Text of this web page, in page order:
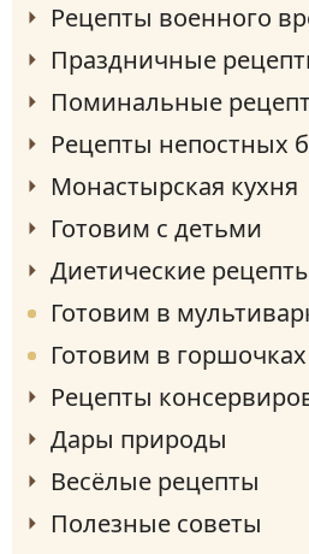
Рецепты военного
Праздничные
Поминальные
Рецепты непостных
Монастырская кухня
Готовим с детьми
Диетические
Готовим в
Готовим в горшочках
Рецепты
Дары природы
Весёлые рецепты
Полезные советы